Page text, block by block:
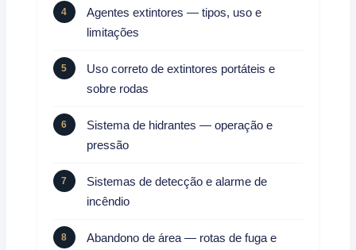
Agentes extintores — tipos, uso e
limitações
Uso correto de extintores portáteis e
sobre rodas
Sistema de hidrantes — operação e
pressão
Sistemas de detecção e alarme de
incêndio
Abandono de área — rotas de fuga e